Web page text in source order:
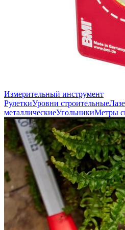
Измерительный инструмент
РулеткиУровни строительные
металлическиеУгольникиМетры